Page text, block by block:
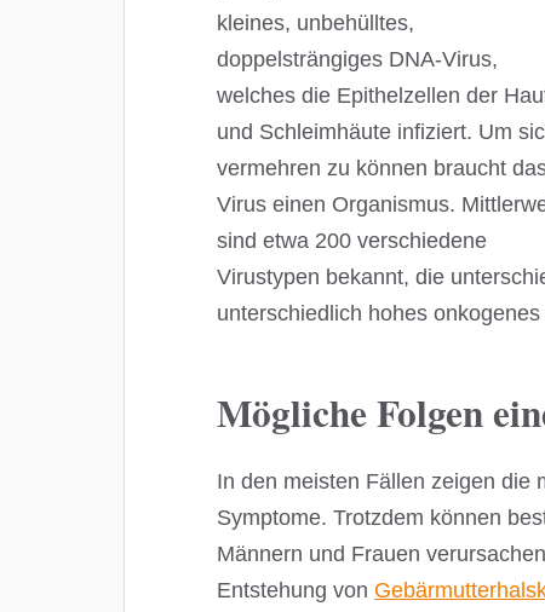
kleines, unbehülltes,
doppelsträngiges DNA-Virus,
welches die Epithelzellen der
und Schleimhäute infiziert. Um
vermehren zu können braucht
Virus einen Organismus.
sind etwa 200 verschiedene
Virustypen bekannt, die
unterschiedlich hohes
Mögliche Folgen
In den meisten Fällen zeigen die
Symptome. Trotzdem können
Männern und Frauen
Entstehung von